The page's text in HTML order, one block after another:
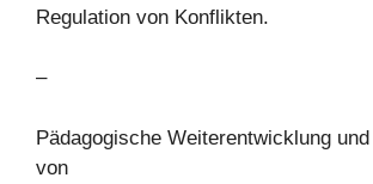
Regulation von Konflikten.
–
Pädagogische Weiterentwicklung
von